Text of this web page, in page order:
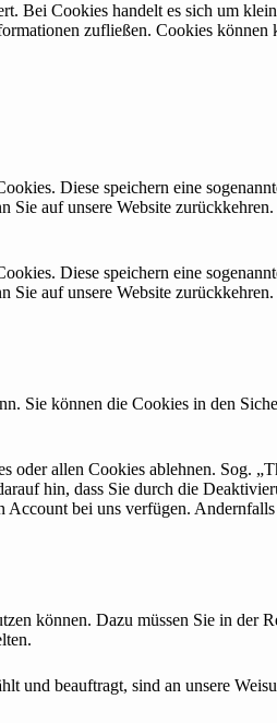
Bei Cookies handelt es sich um
zufließen. Cookies
Diese speichern eine
auf unsere Website
Diese speichern eine
auf unsere Website
Sie können die Cookies in den
allen Cookies ablehnen. Sog.
hin, dass Sie durch die
bei uns verfügen.
können. Dazu müssen Sie in der
und beauftragt, sind an unsere